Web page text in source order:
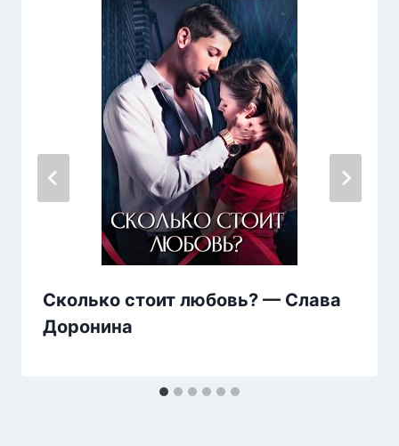
Сколько стоит любовь? — Слава
Доронина